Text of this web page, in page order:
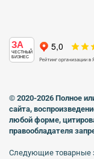
ЗА
ЧЕСТНЫЙ
БИЗНЕС
© 2020-2026 Полное
сайта,
любой форме,
правообладателя
Следующие товарные